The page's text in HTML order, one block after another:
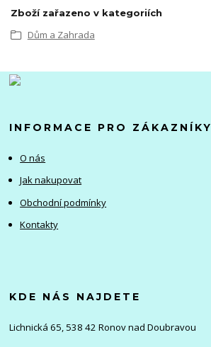
Zboží zařazeno v kategoriích
Dům a Zahrada
INFORMACE PRO ZÁKAZNÍKY
O nás
Jak nakupovat
Obchodní podmínky
Kontakty
KDE NÁS NAJDETE
Lichnická 65, 538 42 Ronov nad Doubravou